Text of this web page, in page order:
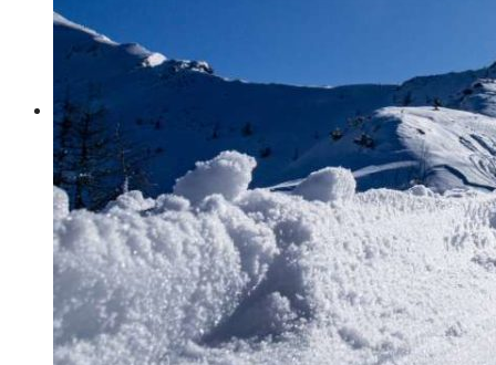
Se Connecter
Créer un compte
Votre Babymoon en Bretagne
Votre Babymoon en Centre-Val-de-Loire